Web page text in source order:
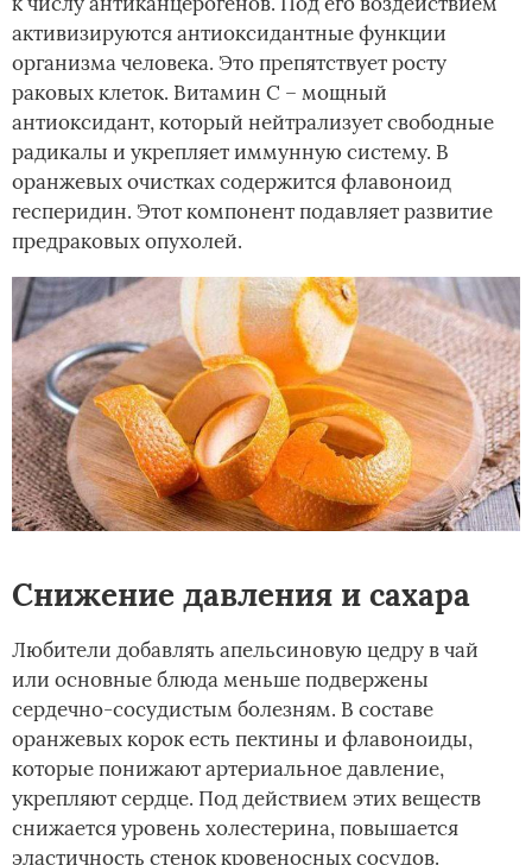
активизируются антиоксидантные функции
организма человека. Это препятствует росту
раковых клеток. Витамин С – мощный
антиоксидант, который нейтрализует свободные
радикалы и укрепляет иммунную систему. В
оранжевых очистках содержится флавоноид
гесперидин. Этот компонент подавляет развитие
предраковых опухолей.
Снижение давления и сахара
Любители добавлять апельсиновую цедру в чай
или основные блюда меньше подвержены
сердечно-сосудистым болезням. В составе
оранжевых корок есть пектины и флавоноиды,
которые понижают артериальное давление,
укрепляют сердце. Под действием этих веществ
снижается уровень холестерина, повышается
эластичность стенок кровеносных сосудов.